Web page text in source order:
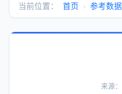
当前位置： 首页 › 参考数据
来源：